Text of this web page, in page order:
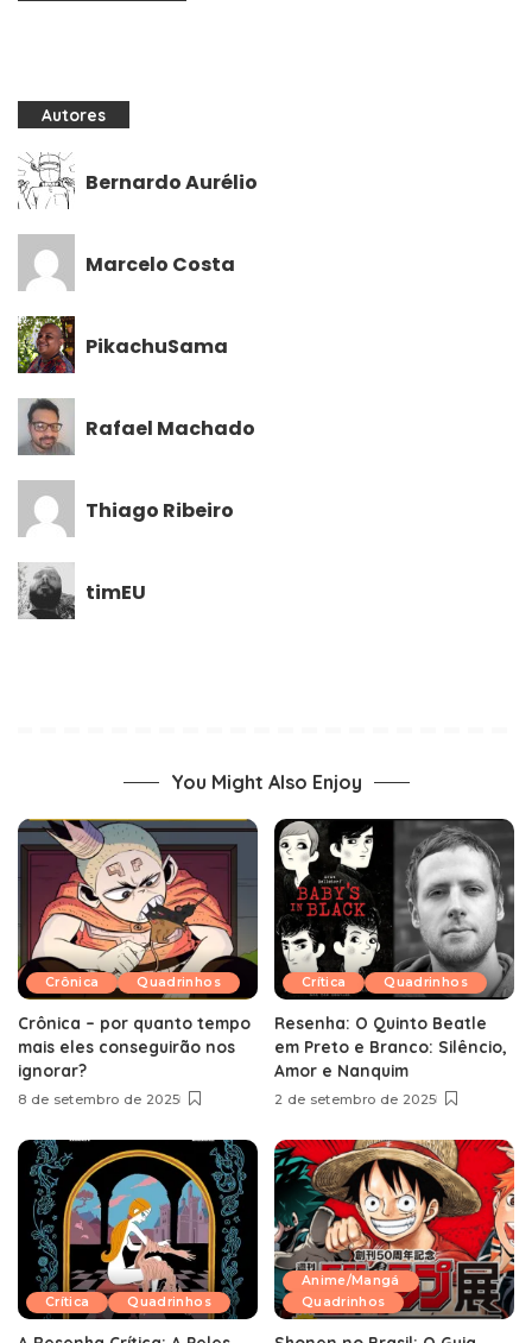
Autores
Bernardo Aurélio
Marcelo Costa
PikachuSama
Rafael Machado
Thiago Ribeiro
timEU
You Might Also Enjoy
Crônica Quadrinhos
Crônica – por quanto tempo
mais eles conseguirão nos
ignorar?
8 de setembro de 2025
Crítica Quadrinhos
Resenha: O Quinto Beatle
em Preto e Branco: Silêncio,
Amor e Nanquim
2 de setembro de 2025
Crítica Quadrinhos
Anime/Mangá
Quadrinhos